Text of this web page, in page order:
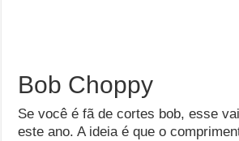
Bob Choppy
Se você é fã de cortes bob, esse
este ano. A ideia é que o